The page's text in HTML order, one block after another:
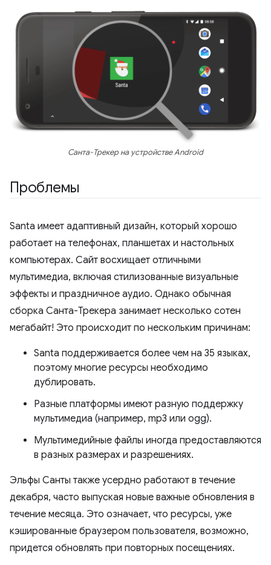
Санта-Трекер на устройстве Android
Проблемы
Santa имеет адаптивный дизайн, который хорошо
работает на телефонах, планшетах и ​​настольных
компьютерах. Сайт восхищает отличными
мультимедиа, включая стилизованные визуальные
эффекты и праздничное аудио. Однако обычная
сборка Санта-Трекера занимает несколько сотен
мегабайт! Это происходит по нескольким причинам:
Santa поддерживается более чем на 35 языках,
поэтому многие ресурсы необходимо
дублировать.
Разные платформы имеют разную поддержку
мультимедиа (например, mp3 или ogg).
Мультимедийные файлы иногда предоставляются
в разных размерах и разрешениях.
Эльфы Санты также усердно работают в течение
декабря, часто выпуская новые важные обновления в
течение месяца. Это означает, что ресурсы, уже
кэшированные браузером пользователя, возможно,
придется обновлять при повторных посещениях.